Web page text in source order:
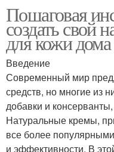
Крем без
использования
Густой крем
Пошаговая
создать свой
для кожи дома
Введение
Современный мир
средств, но многие из
добавки и
Натуральные кремы,
все более
и эффективности. В